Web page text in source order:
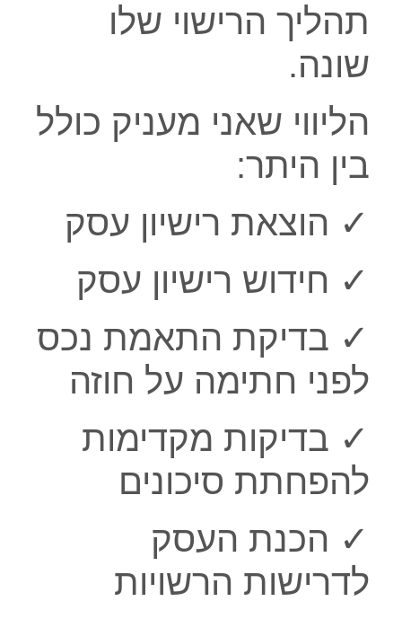
תהליך הרישוי שלו
שונה.
הליווי שאני מעניק כולל
בין היתר:
✓ הוצאת רישיון עסק
✓ חידוש רישיון עסק
✓ בדיקת התאמת נכס
לפני חתימה על חוזה
✓ בדיקות מקדימות
להפחתת סיכונים
✓ הכנת העסק
לדרישות הרשויות